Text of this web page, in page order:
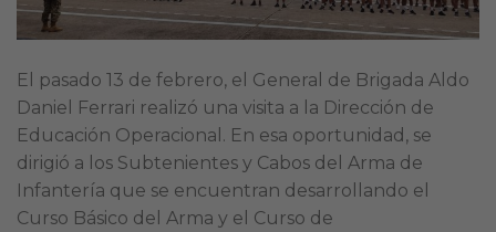
El pasado 13 de febrero, el General de Brigada Aldo
Daniel Ferrari realizó una visita a la Dirección de
Educación Operacional. En esa oportunidad, se
dirigió a los Subtenientes y Cabos del Arma de
Infantería que se encuentran desarrollando el
Curso Básico del Arma y el Curso de